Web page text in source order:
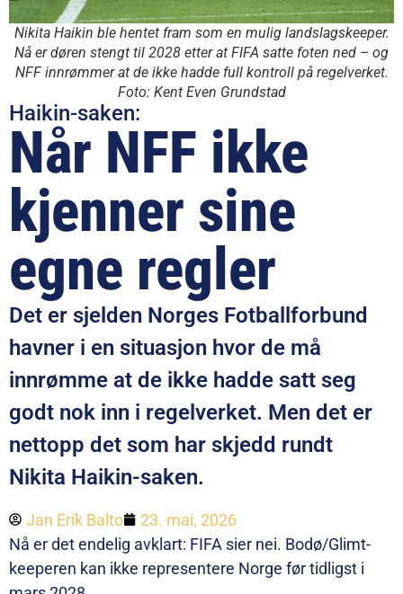
Nikita Haikin ble hentet fram som en mulig landslagskeeper.
Nå er døren stengt til 2028 etter at FIFA satte foten ned – og
NFF innrømmer at de ikke hadde full kontroll på regelverket.
Foto: Kent Even Grundstad
Haikin-saken:
Når NFF ikke
kjenner sine
egne regler
Det er sjelden Norges Fotballforbund
havner i en situasjon hvor de må
innrømme at de ikke hadde satt seg
godt nok inn i regelverket. Men det er
nettopp det som har skjedd rundt
Nikita Haikin-saken.
Jan Erik Balto
23. mai, 2026
Nå er det endelig avklart: FIFA sier nei. Bodø/Glimt-
keeperen kan ikke representere Norge før tidligst i